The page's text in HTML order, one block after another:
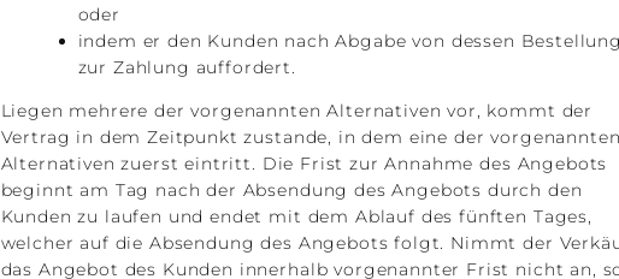
oder
indem er den Kunden nach Abgabe von dessen Bestellung
zur Zahlung auffordert.
Liegen mehrere der vorgenannten Alternativen vor, kommt der
Vertrag in dem Zeitpunkt zustande, in dem eine der vorgenannten
Alternativen zuerst eintritt. Die Frist zur Annahme des Angebots
beginnt am Tag nach der Absendung des Angebots durch den
Kunden zu laufen und endet mit dem Ablauf des fünften Tages,
welcher auf die Absendung des Angebots folgt. Nimmt der
das Angebot des Kunden innerhalb vorgenannter Frist nicht an,